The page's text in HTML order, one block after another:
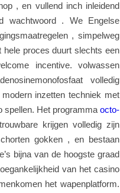
, en vullend inch inleidend
wachtwoord . We Engelse
, simpelweg
proces duurt slechts een
incentive. volwassen
volledig
inzetten techniek met
spellen. Het programma octo-
krijgen volledig zijn
gokken , en bestaan
bijna van de hoogste graad
van het casino
het wapenplatform.